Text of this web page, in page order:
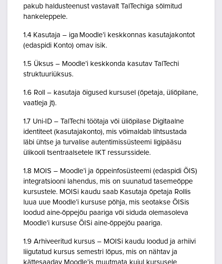
pakub haldusteenust vastavalt TalTechiga sõlmitud
hankeleppele.
1.4 Kasutaja – iga Moodle’i keskkonnas kasutajakontot
(edaspidi Konto) omav isik.
1.5 Üksus – Moodle’i keskkonda kasutav TalTechi
struktuuriüksus.
1.6 Roll – kasutaja õigused kursusel (õpetaja, üliõpilane,
vaatleja jt).
1.7 Uni-ID – TalTechi töötaja või üliõpilase Digitaalne
identiteet (kasutajakonto), mis võimaldab lihtsustada
läbi ühtse ja turvalise autentimissüsteemi ligipääsu
ülikooli tsentraalsetele IKT ressurssidele.
1.8 MOIS – Moodle’i ja õppeinfosüsteemi (edaspidi ÕIS)
integratsiooni lahendus, mis on suunatud tasemeõppe
kursustele. MOISi kaudu saab Kasutaja õpetaja Rollis
luua uue Moodle’i kursuse põhja, mis seotakse ÕISis
loodud aine-õppejõu paariga või siduda olemasoleva
Moodle’i kursuse ÕISi aine-õppejõu paariga.
1.9 Arhiveeritud kursus – MOISi kaudu loodud ja arhiivi
liigutatud kursus semestri lõpus, mis on nähtav ja
kättesaadav Moodle’is muutmata kujul kursusele